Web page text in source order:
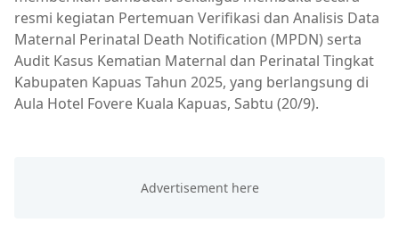
resmi kegiatan Pertemuan Verifikasi dan Analisis Data
Maternal Perinatal Death Notification (MPDN) serta
Audit Kasus Kematian Maternal dan Perinatal Tingkat
Kabupaten Kapuas Tahun 2025, yang berlangsung di
Aula Hotel Fovere Kuala Kapuas, Sabtu (20/9).